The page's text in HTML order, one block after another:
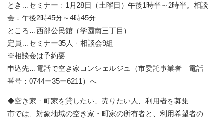
とき…セミナー：1月28日（土曜日）午後1時半～2時半。相談
会：午後2時45分～4時45分
ところ…西部公民館（学園南三丁目）
定員…セミナー35人・相談会9組
※相談会は予約要
申込先…電話で空き家コンシェルジュ（市委託事業者 電話
番号：0744ー35ー6211）へ
◆空き家・町家を貸したい、売りたい人、利用者を募集
市では、対象地域の空き家・町家の所有者と、利用希望者の